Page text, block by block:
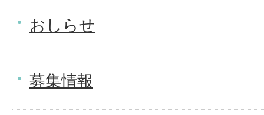
おしらせ
募集情報